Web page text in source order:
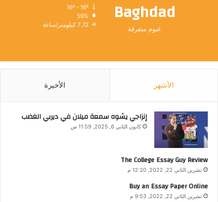
Baghdad
غيوم متفرقة
59%
7.72 كيلومتر/ساعة
الأشهر الأخيرة
إنزاجي يشوه سمعة ميلان في ديربي الغضب
كانون الثاني 6, 2025, 11:59 ص
The College Essay Guy Review
تشرين الثاني 22, 2022, 12:20 م
Buy an Essay Paper Online
تشرين الثاني 22, 2022, 9:53 م